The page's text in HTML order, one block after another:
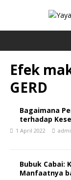
Efek
GERD
Bagaimana
terhadap
1 April 2022
Bubuk Cabai:
Manfaatnya